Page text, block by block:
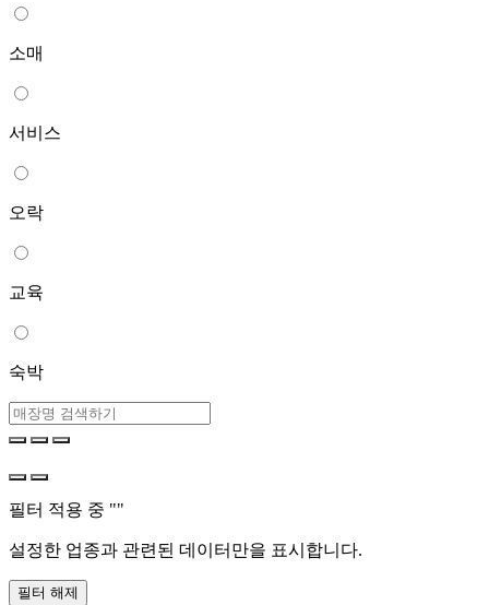
소매
서비스
오락
교육
숙박
필터 적용 중 ""
설정한 업종과 관련된 데이터만을 표시합니다.
필터 해제